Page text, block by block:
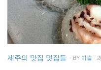
제주의 맛집 멋집들 · BY 아칼 ·